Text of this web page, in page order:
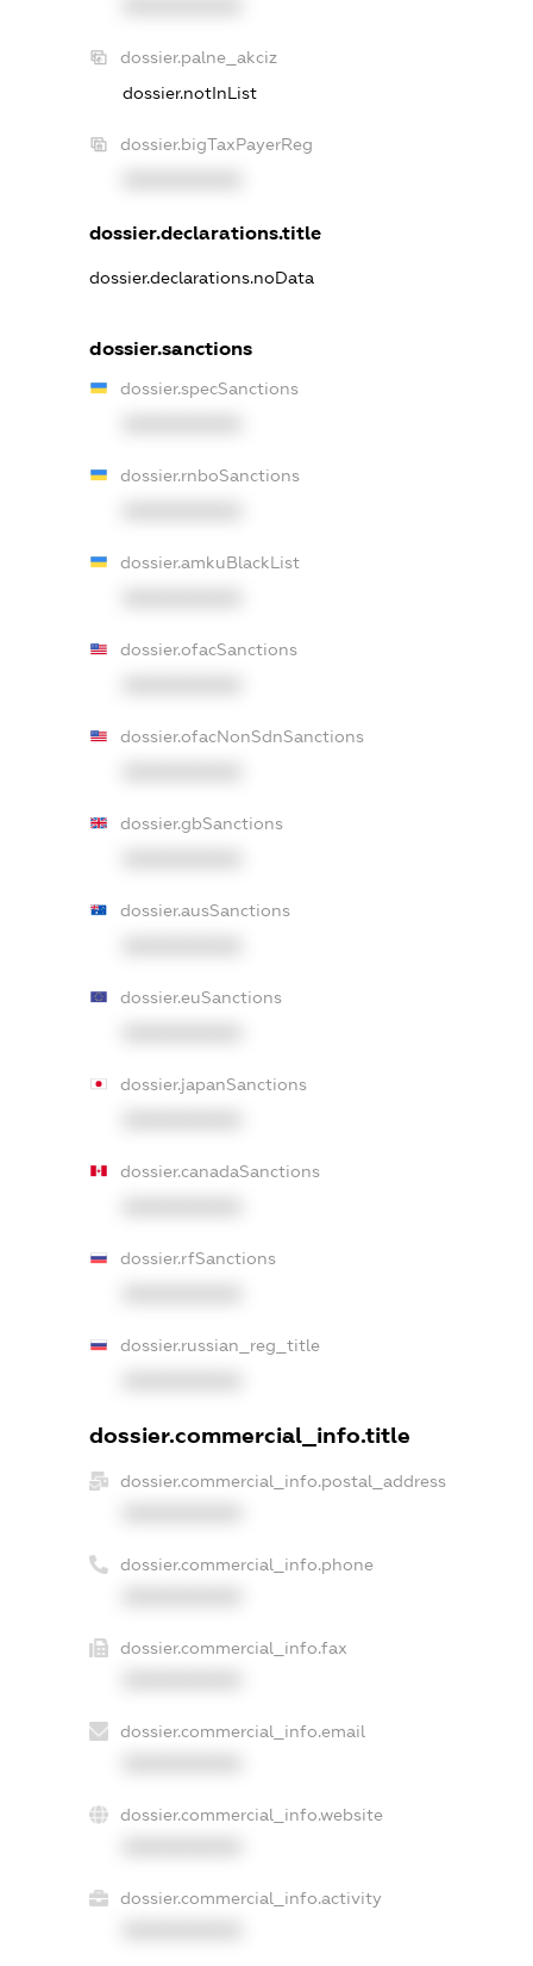
dossier.palne_akciz
dossier.notInList
dossier.bigTaxPayerReg
dossier.declarations.title
dossier.declarations.noData
dossier.sanctions
dossier.specSanctions
dossier.rnboSanctions
dossier.amkuBlackList
dossier.ofacSanctions
dossier.ofacNonSdnSanctions
dossier.gbSanctions
dossier.ausSanctions
dossier.euSanctions
dossier.japanSanctions
dossier.canadaSanctions
dossier.rfSanctions
dossier.russian_reg_title
dossier.commercial_info.title
dossier.commercial_info.postal_address
dossier.commercial_info.phone
dossier.commercial_info.fax
dossier.commercial_info.email
dossier.commercial_info.website
dossier.commercial_info.activity